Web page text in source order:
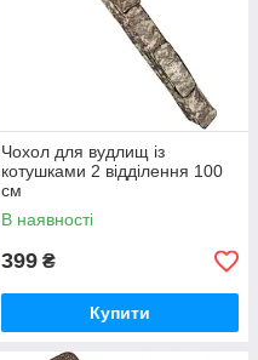
Чохол для вудлищ із
котушками 2 відділення 100
см
В наявності
399 ₴
Купити